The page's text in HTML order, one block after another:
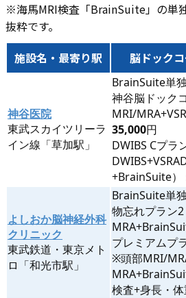
※海馬MRI検査「BrainSuite」の単
抜粋です。
施設名・最寄り駅
脳ドックコ
神谷医院
東武スカイツリーラ
イン線「草加駅」
BrainSuite単
神谷脳ドック
MRI/
35,000円
DWIBS Cプラ
+BrainSuite）
よしおか脳神経外科
クリニック
東武鉄道・東京メト
ロ「和光市駅」
BrainSuite単
物忘れプラン
プレミアムプ
※頭部MRI/
検査+身長・